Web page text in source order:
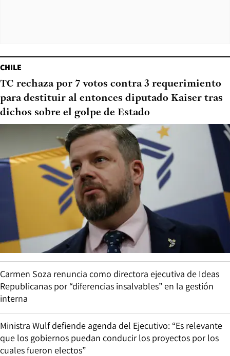
CHILE
TC rechaza por 7 votos contra 3 requerimiento
para destituir al entonces diputado Kaiser tras
dichos sobre el golpe de Estado
Carmen Soza renuncia como directora ejecutiva de Ideas
Republicanas por “diferencias insalvables” en la gestión
interna
Ministra Wulf defiende agenda del Ejecutivo: “Es relevante
que los gobiernos puedan conducir los proyectos por los
cuales fueron electos”